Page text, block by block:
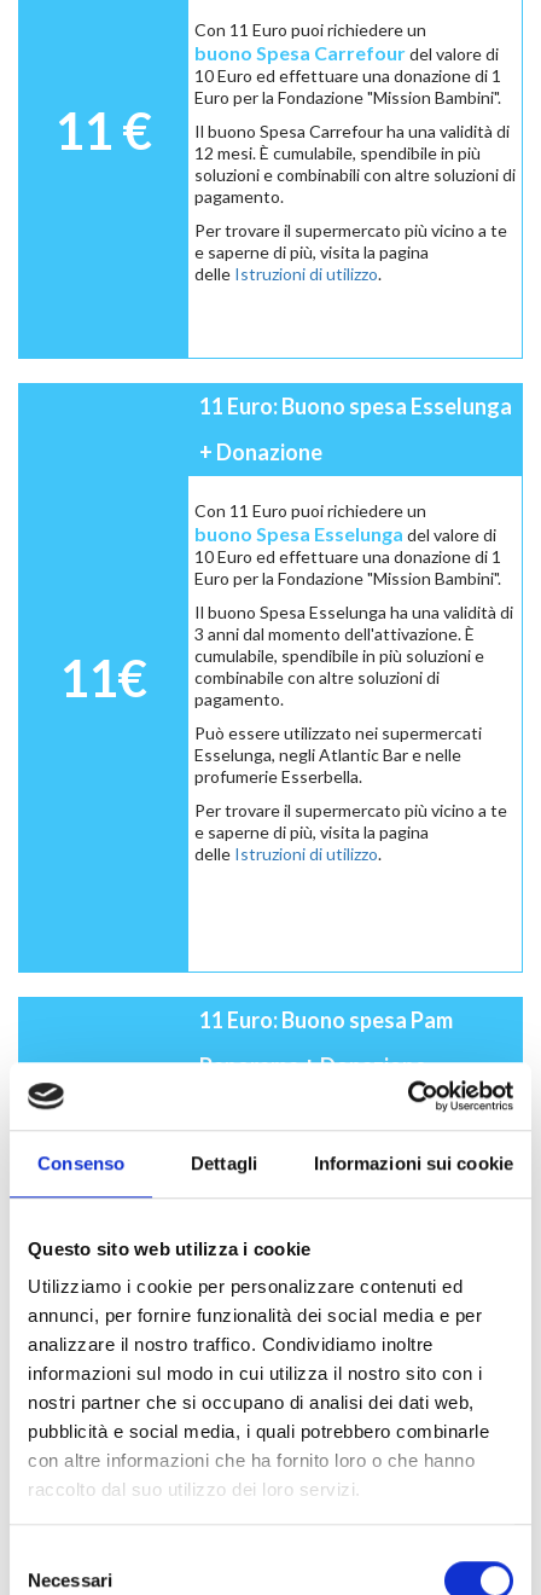
Consenso Dettagli Informazioni sui cookie
Questo sito web utilizza i cookie
Utilizziamo i cookie per personalizzare contenuti ed
annunci, per fornire funzionalità dei social media e per
analizzare il nostro traffico. Condividiamo inoltre
informazioni sul modo in cui utilizza il nostro sito con i
nostri partner che si occupano di analisi dei dati web,
pubblicità e social media, i quali potrebbero combinarle
con altre informazioni che ha fornito loro o che hanno
raccolto dal suo utilizzo dei loro servizi.
delNecessari
11 €
Con 11 Euro puoi richiedere un
buono Spesa Carrefourdel valore di
10 Euro ed effettuare una donazione di 1
Euro per la Fondazione "Mission Bambini".
Il buono Spesa Carrefour ha una validità di
12 mesi. È cumulabile, spendibile in più
soluzioni e combinabili con altre soluzioni di
pagamento.
Per trovare il supermercato più vicino a te
e saperne di più, visita la pagina
delle Istruzioni di utilizzo.
11€
11 Euro: Buono spesa Esselunga
+ Donazione
Con 11 Euro puoi richiedere un
buono Spesa Esselunga del valore di
10 Euro ed effettuare una donazione di 1
Euro per la Fondazione "Mission Bambini".
Il buono Spesa Esselunga ha una validità di
3 anni dal momento dell'attivazione. È
cumulabile, spendibile in più soluzioni e
combinabile con altre soluzioni di
pagamento.
Può essere utilizzato nei supermercati
Esselunga, negli Atlantic Bar e nelle
profumerie Esserbella.
Per trovare il supermercato più vicino a te
e saperne di più, visita la pagina
delle Istruzioni di utilizzo.
11 €
11 Euro: Buono spesa Pam
Panorama + Donazione
valore di 10 Euro ed effettuare una
Il buono Spesa Pam Panorama ha una
cumulabile, spendibile in più soluzioni e
combinabili con altre soluzioni di
pagamento.
Per trovare il supermercato più vicino a te
delleIstruzioni di utilizzo.
11 Euro: Buono spesa MD +